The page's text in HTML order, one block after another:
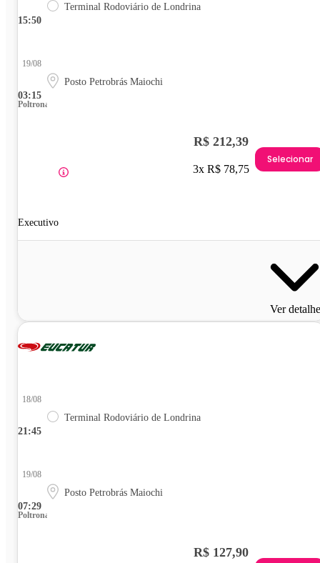
15:50
Terminal Rodoviário de Londrina
03:15
19/08
Posto Petrobrás Maiochi
Poltrona
Executivo
R$ 212,39
3x R$ 78,75
Selecionar
Ver
21:45
18/08
Terminal Rodoviário de Londrina
07:29
19/08
Posto Petrobrás Maiochi
Poltrona
R$ 127,90